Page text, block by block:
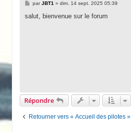
M
s
parJBT1 »dim. 14 sept. 2025 05:39
salut, bienvenue sur le forum
Répondre
Retourner vers « Accueil des pilotes »